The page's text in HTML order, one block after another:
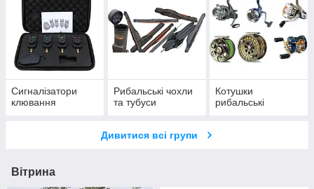
Сигналізатори
клювання
Рибальські чохли
та тубуси
Котушки
рибальські
Дивитися всі групи
Вітрина